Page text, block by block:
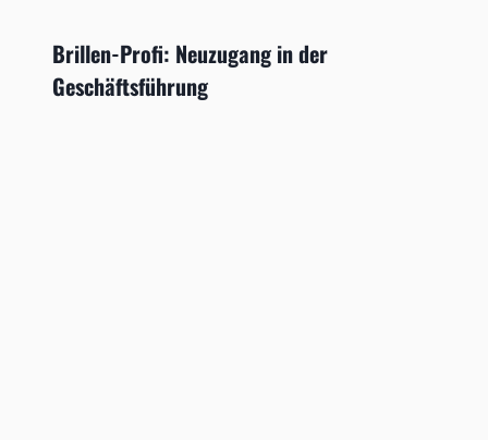
Brillen-Profi: Neuzugang in der
Geschäftsführung